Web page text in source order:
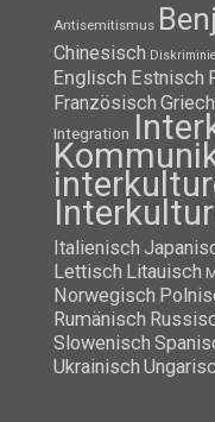
Antisemitismus
Chinesisch
Englisch Estnisch
Französisch
Integration
Italienisch
Lettisch Litauisch
Norwegisch
Rumänisch
Slowenisch
Ukrainisch